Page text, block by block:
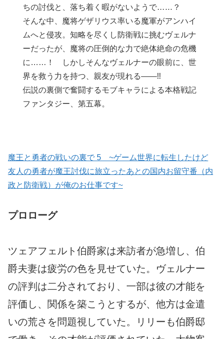
ちの討伐と、落ち着く暇がないようで……？
そんな中、魔将ゲザリウス率いる魔軍がアンハイ
ムへと侵攻。知略を尽くし防衛戦に挑むヴェルナ
ーだったが、魔将の圧倒的な力で絶体絶命の危機
に……！ しかしそんなヴェルナーの眼前に、世
界を救う力を持つ、親友が現れる――!!
伝説の裏側で奮闘するモブキャラによる本格戦記
ファンタジー、第五幕。
魔王と勇者の戦いの裏で 5 ~ゲーム世界に転生したけど
友人の勇者が魔王討伐に旅立ったあとの国内お留守番（内
政と防衛戦）が俺のお仕事です~
プロローグ
ツェアフェルト伯爵家は来訪者が急増し、伯
爵夫妻は疲労の色を見せていた。ヴェルナー
の評判は二分されており、一部は彼の才能を
評価し、関係を築こうとするが、他方は金遣
いの荒さを問題視していた。リリーも伯爵邸